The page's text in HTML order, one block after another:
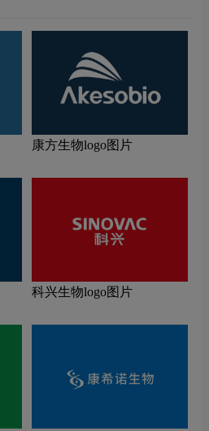
康方生物logo图片
科兴生物logo图片